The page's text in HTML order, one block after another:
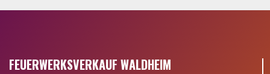
FEUERWERKSVERKAUF WALDHEIM